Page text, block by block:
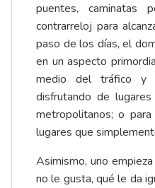
puentes, caminatas
contrarreloj para
paso de los días, el
en un aspecto
medio del tráfico y
disfrutando de
metropolitanos; o
lugares que
Asimismo, uno
no le gusta, qué le da